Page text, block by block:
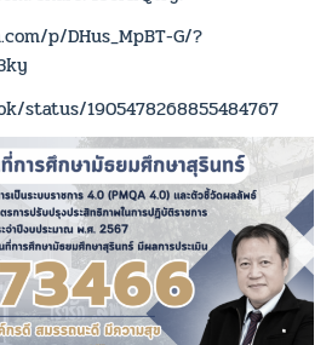
p/DHus_MpBT-G/?
status/1905478268855484767